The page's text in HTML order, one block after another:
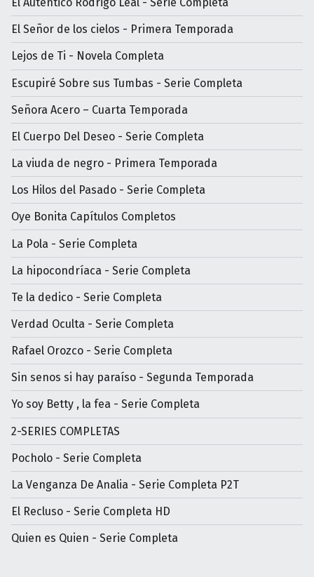
El Señor de los cielos - Primera Temporada
Lejos de Ti - Novela Completa
Escupiré Sobre sus Tumbas - Serie Completa
Señora Acero – Cuarta Temporada
El Cuerpo Del Deseo - Serie Completa
La viuda de negro - Primera Temporada
Los Hilos del Pasado - Serie Completa
Oye Bonita Capítulos Completos
La Pola - Serie Completa
La hipocondríaca - Serie Completa
Te la dedico - Serie Completa
Verdad Oculta - Serie Completa
Rafael Orozco - Serie Completa
Sin senos si hay paraíso - Segunda Temporada
Yo soy Betty , la fea - Serie Completa
2-SERIES COMPLETAS
Pocholo - Serie Completa
La Venganza De Analia - Serie Completa P2T
El Recluso - Serie Completa HD
Quien es Quien - Serie Completa